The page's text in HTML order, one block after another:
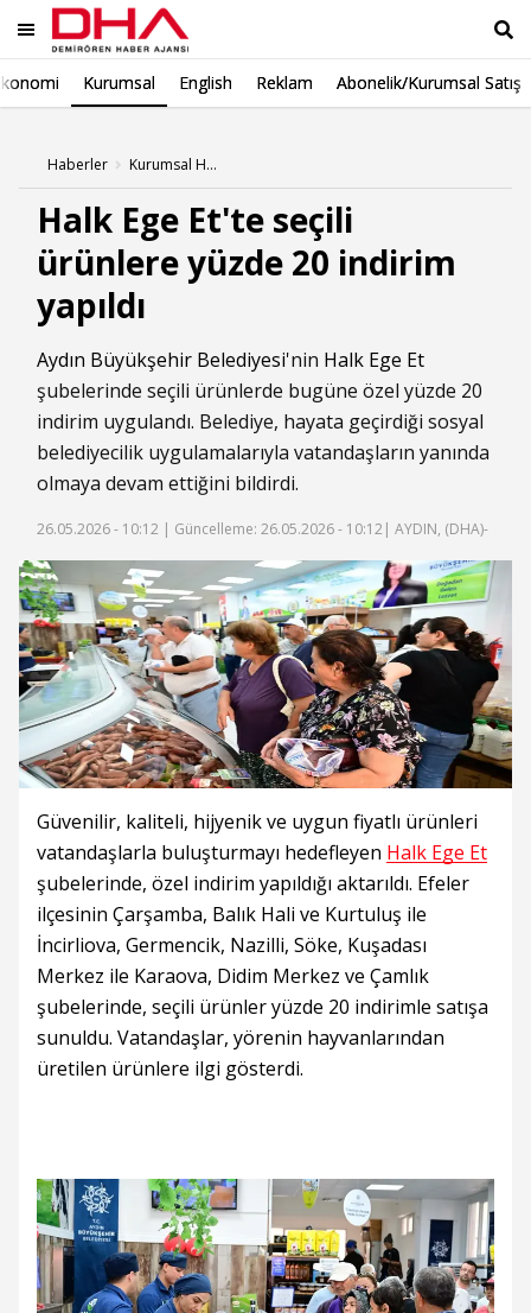
Kurumsal English Reklam Abonelik/Kurumsal Satış
Haberler Kurumsal Haberleri
Halk Ege Et'te seçili
ürünlere yüzde 20 indirim
yapıldı
Aydın Büyükşehir Belediyesi'nin Halk Ege Et
şubelerinde seçili ürünlerde bugüne özel yüzde 20
indirim uygulandı. Belediye, hayata geçirdiği sosyal
belediyecilik uygulamalarıyla vatandaşların yanında
olmaya devam ettiğini bildirdi.
26.05.2026 - 10:12 | Güncelleme: 26.05.2026 - 10:12 | AYDIN, (DHA)-
Güvenilir, kaliteli, hijyenik ve uygun fiyatlı ürünleri
vatandaşlarla buluşturmayı hedefleyen Halk Ege Et
şubelerinde, özel indirim yapıldığı aktarıldı. Efeler
ilçesinin Çarşamba, Balık Hali ve Kurtuluş ile
İncirliova, Germencik, Nazilli, Söke, Kuşadası
Merkez ile Karaova, Didim Merkez ve Çamlık
şubelerinde, seçili ürünler yüzde 20 indirimle satışa
sunuldu. Vatandaşlar, yörenin hayvanlarından
üretilen ürünlere ilgi gösterdi.